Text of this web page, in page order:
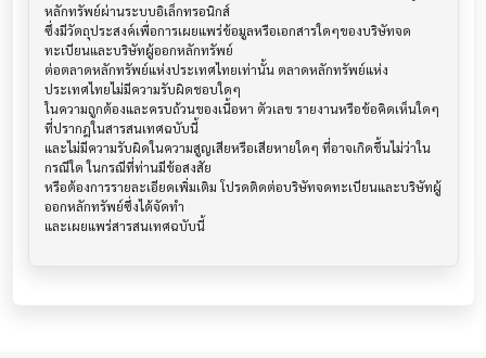
หลักทรัพย์ผ่านระบบอิเล็กทรอนิกส์
ซึ่งมีวัตถุประสงค์เพื่อการเผยแพร่ข้อมูลหรือเอกสารใดๆของบริษัทจด
ทะเบียนและบริษัทผู้ออกหลักทรัพย์
ต่อตลาดหลักทรัพย์แห่งประเทศไทยเท่านั้น ตลาดหลักทรัพย์แห่ง
ประเทศไทยไม่มีความรับผิดชอบใดๆ
ในความถูกต้องและครบถ้วนของเนื้อหา ตัวเลข รายงานหรือข้อคิดเห็นใดๆ
ที่ปรากฎในสารสนเทศฉบับนี้
และไม่มีความรับผิดในความสูญเสียหรือเสียหายใดๆ ที่อาจเกิดขึ้นไม่ว่าใน
กรณีใด ในกรณีที่ท่านมีข้อสงสัย
หรือต้องการรายละเอียดเพิ่มเติม โปรดติดต่อบริษัทจดทะเบียนและบริษัทผู้
ออกหลักทรัพย์ซึ่งได้จัดทำ
และเผยแพร่สารสนเทศฉบับนี้